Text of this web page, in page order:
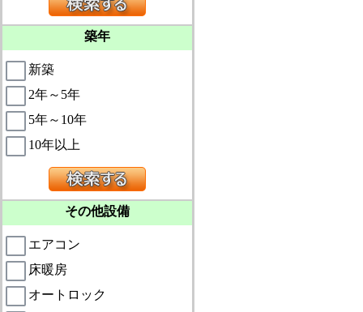
築年
新築
2年～5年
5年～10年
10年以上
その他設備
エアコン
床暖房
オートロック